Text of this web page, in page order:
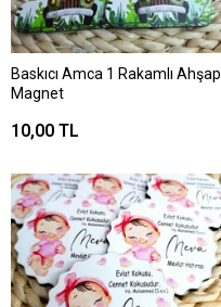
Baskıcı Amca 1 Rakamlı Ahşap
Magnet
10,00 TL